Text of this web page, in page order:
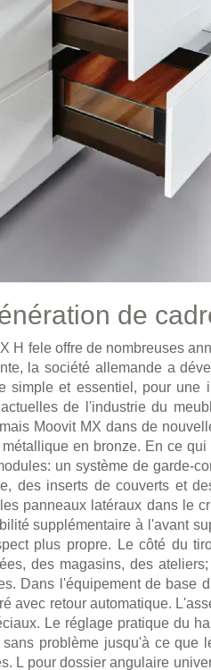
de
H fele offre de nombreuses
la société allemande a
simple et essentiel, pour une
de l'industrie du
Moovit MX dans de
en bronze. En ce
un système de garde-
des inserts de couverts et
panneaux latéraux dans le
supplémentaire à l'avant
plus propre. Le côté du
des magasins, des
Dans l'équipement de base
avec retour automatique.
Le réglage pratique du
sans problème jusqu'à ce que
L pour dossier angulaire